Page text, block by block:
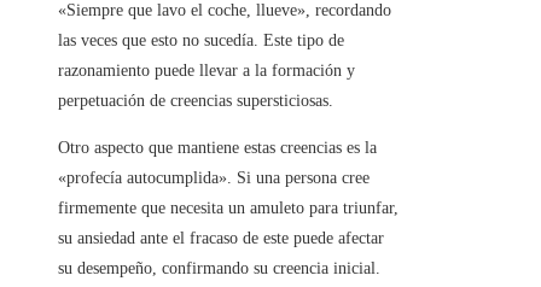
«Siempre que lavo el coche, llueve», recordando
las veces que esto no sucedía. Este tipo de
razonamiento puede llevar a la formación y
perpetuación de creencias supersticiosas.
Otro aspecto que mantiene estas creencias es la
«profecía autocumplida». Si una persona cree
firmemente que necesita un amuleto para triunfar,
su ansiedad ante el fracaso de este puede afectar
su desempeño, confirmando su creencia inicial.